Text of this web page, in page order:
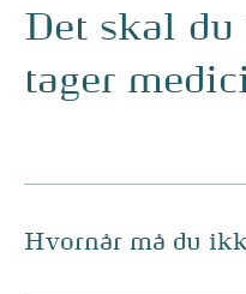
Det skal du
tager
Hvornår må du